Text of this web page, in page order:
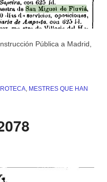
Pública a Madrid,
MESTRES QUE HAN